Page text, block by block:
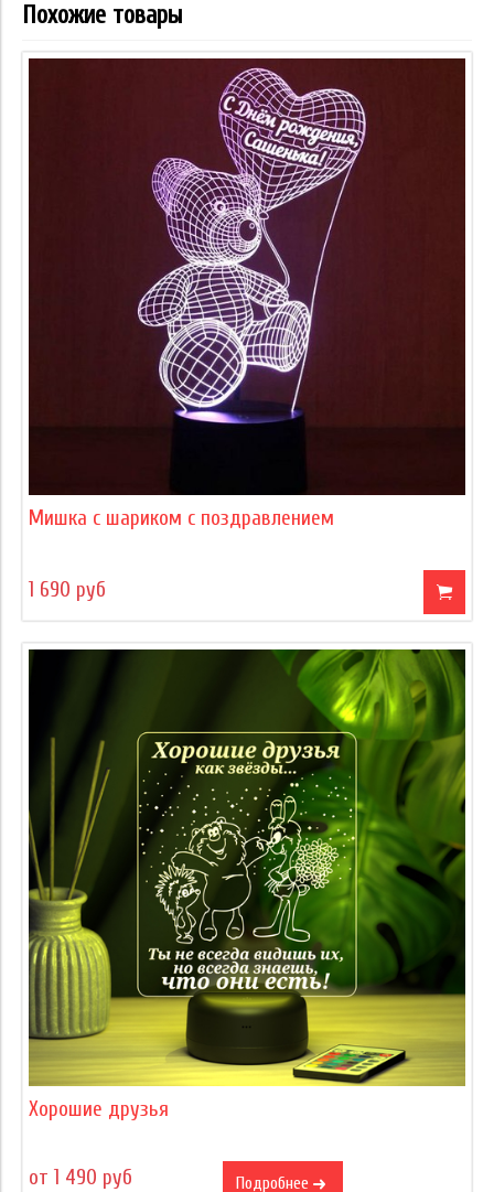
Похожие товары
Мишка с шариком с поздравлением
1 690 руб
Хорошие друзья
от 1 490 руб Подробнее